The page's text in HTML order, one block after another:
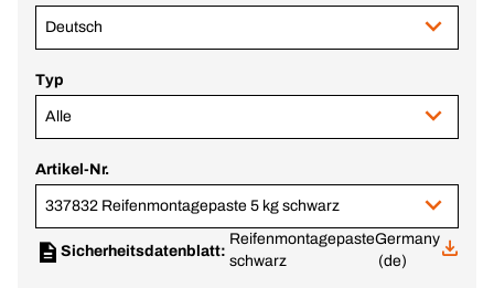
Deutsch
Typ
Alle
Artikel-Nr.
337832 Reifenmontagepaste 5 kg schwarz
Sicherheitsdatenblatt:
Reifenmontagepaste
schwarz
Germany
(de)